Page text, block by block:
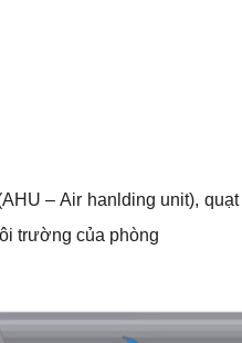
– Air hanlding unit),
trường của phòng